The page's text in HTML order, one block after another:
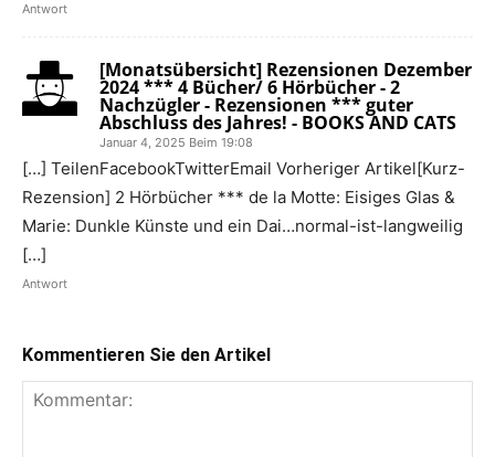
Antwort
[Monatsübersicht] Rezensionen Dezember
2024 *** 4 Bücher/ 6 Hörbücher - 2
Nachzügler - Rezensionen *** guter
Abschluss des Jahres! - BOOKS AND CATS
Januar 4, 2025 Beim 19:08
[…] TeilenFacebookTwitterEmail Vorheriger Artikel[Kurz-
Rezension] 2 Hörbücher *** de la Motte: Eisiges Glas &
Marie: Dunkle Künste und ein Dai…normal-ist-langweilig
[…]
Antwort
Kommentieren Sie den Artikel